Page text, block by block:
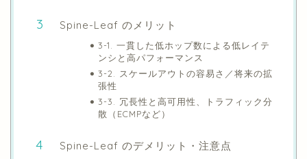
Spine-Leaf のメリット
3-1. 一貫した低ホップ数による低レイテ
ンシと高パフォーマンス
3-2. スケールアウトの容易さ／将来の拡
張性
3-3. 冗長性と高可用性、トラフィック分
散（ECMPなど）
Spine-Leaf のデメリット・注意点